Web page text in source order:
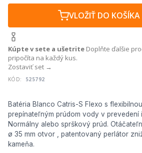
Batéria Blanco Catris-S Flexo s
prepínateľným prúdom vody v prevedení
Normálny alebo sprškový prúd.
ø 35 mm otvor , patentovaný perlátor
kameňa.
VLOŽIŤ DO KOŠÍKA
Kúpte v sete a ušetrite Doplňte ďalšie
pripočíta na každý kus.
Zostaviť set →
KÓD: 525792